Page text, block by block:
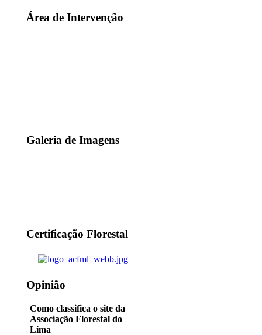
Área de Intervenção
Galeria de Imagens
Certificação Florestal
Opinião
Como classifica o site da
Associação Florestal do
Lima